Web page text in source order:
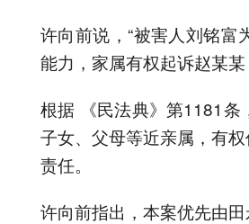
许向前说，“被害人刘铭
能力，家属有权起诉赵某某
根据 《民法典》第1181条
子女、父母等近亲属，有
责任。
许向前指出，本案优先由